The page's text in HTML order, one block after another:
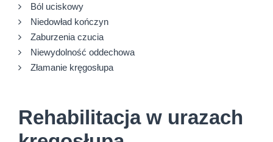
Ból uciskowy
Niedowład kończyn
Zaburzenia czucia
Niewydolność oddechowa
Złamanie kręgosłupa
Rehabilitacja w urazach